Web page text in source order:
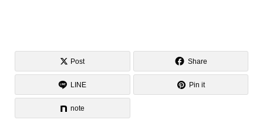
Post Share
LINE Pin it
note